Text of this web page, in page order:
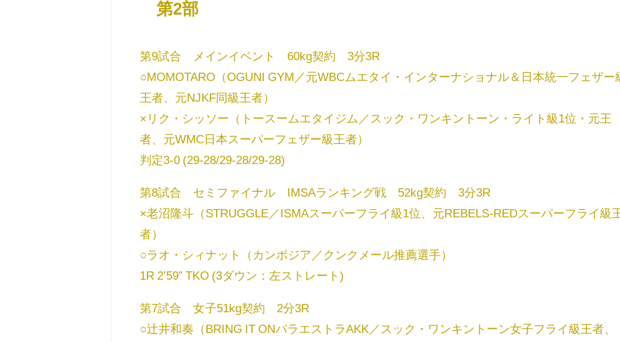
第2部
第9試合 メインイベント 60kg契約 3分3R
○MOMOTARO（OGUNI GYM／元WBCムエタイ・インターナショナル＆日本統一フェザー
王者、元NJKF同級王者）
×リク・シッソー（トースームエタイジム／スック・ワンキントーン・ライト級1位・元王
者、元WMC日本スーパーフェザー級王者）
判定3-0 (29-28/29-28/29-28)
第8試合 セミファイナル IMSAランキング戦 52kg契約 3分3R
×老沼隆斗（STRUGGLE／ISMAスーパーフライ級1位、元REBELS-REDスーパーフライ級
者）
○ラオ・シィナット（カンボジア／クンクメール推薦選手）
1R 2’59” TKO (3ダウン：左ストレート)
第7試合 女子51kg契約 2分3R
○辻井和奏（BRING IT ONパラエストラAKK／スック・ワンキントーン女子フライ級王者、